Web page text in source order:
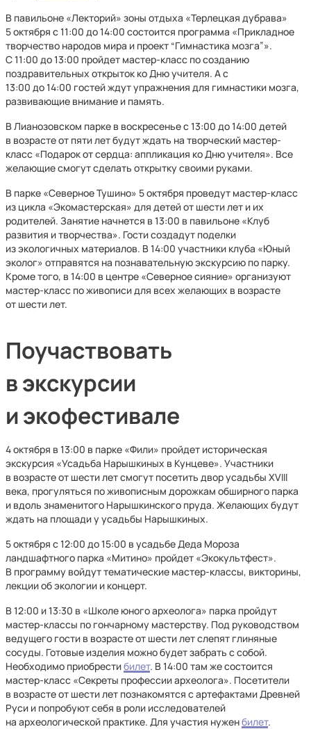
В павильоне «Лекторий» зоны отдыха «Терлецкая дубрава»
5 октября с 11:00 до 14:00 состоится программа «Прикладное
творчество народов мира и проект “Гимнастика мозга”».
С 11:00 до 13:00 пройдет мастер-класс по созданию
поздравительных открыток ко Дню учителя. А с
13:00 до 14:00 гостей ждут упражнения для гимнастики мозга,
развивающие внимание и память.
В Лианозовском парке в воскресенье с 13:00 до 14:00 детей
в возрасте от пяти лет будут ждать на творческий мастер-
класс «Подарок от сердца: аппликация ко Дню учителя». Все
желающие смогут сделать открытку своими руками.
В парке «Северное Тушино» 5 октября проведут мастер-класс
из цикла «Экомастерская» для детей от шести лет и их
родителей. Занятие начнется в 13:00 в павильоне «Клуб
развития и творчества». Гости создадут поделки
из экологичных материалов. В 14:00 участники клуба «Юный
эколог» отправятся на познавательную экскурсию по парку.
Кроме того, в 14:00 в центре «Северное сияние» организуют
мастер-класс по живописи для всех желающих в возрасте
от шести лет.
Поучаствовать
в экскурсии
и экофестивале
4 октября в 13:00 в парке «Фили» пройдет историческая
экскурсия «Усадьба Нарышкиных в Кунцеве». Участники
в возрасте от шести лет смогут посетить двор усадьбы XVIII
века, прогуляться по живописным дорожкам обширного парка
и вдоль знаменитого Нарышкинского пруда. Желающих будут
ждать на площади у усадьбы Нарышкиных.
5 октября с 12:00 до 15:00 в усадьбе Деда Мороза
ландшафтного парка «Митино» пройдет «Экокультфест».
В программу войдут тематические мастер-классы, викторины,
лекции об экологии и концерт.
В 12:00 и 13:30 в «Школе юного археолога» парка пройдут
мастер-классы по гончарному мастерству. Под руководством
ведущего гости в возрасте от шести лет слепят глиняные
сосуды. Готовые изделия можно будет забрать с собой.
Необходимо приобрестибилет. В 14:00 там же состоится
мастер-класс «Секреты профессии археолога». Посетители
в возрасте от шести лет познакомятся с артефактами Древней
Руси и попробуют себя в роли исследователей
на археологической практике. Для участия нуженбилет.